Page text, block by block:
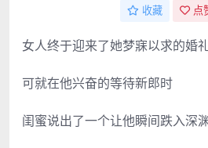
收藏 点
女人终于迎来了她梦寐以求的婚
可就在他兴奋的等待新郎时
闺蜜说出了一个让他瞬间跌入深